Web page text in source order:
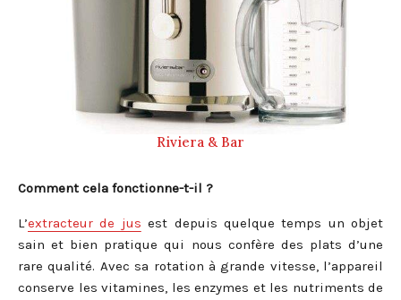
Riviera & Bar
Comment cela fonctionne-t-il ?
L’extracteur de jus est depuis quelque temps un objet
sain et bien pratique qui nous confère des plats d’une
rare qualité. Avec sa rotation à grande vitesse, l’appareil
conserve les vitamines, les enzymes et les nutriments de